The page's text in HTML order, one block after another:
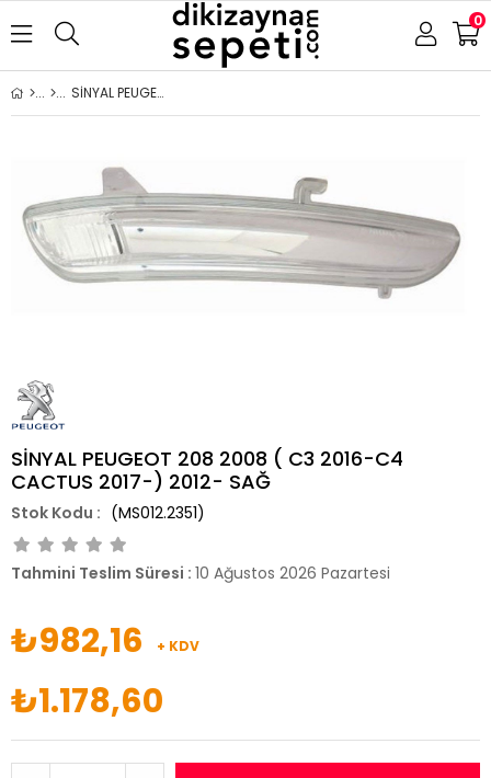
0
SİNYAL PEUGEOT 208 2008 ( C3 2016-C4 CACTUS 2017-) 2012- SAĞ
SİNYAL PEUGEOT 208 2008 ( C3 2016-C4
CACTUS 2017-) 2012- SAĞ
(MS012.2351)
Tahmini Teslim Süresi : 10 Ağustos 2026 Pazartesi
₺982,16 + KDV
₺1.178,60